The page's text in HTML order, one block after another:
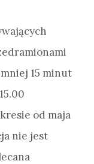
15 minut
od maja
nie jest